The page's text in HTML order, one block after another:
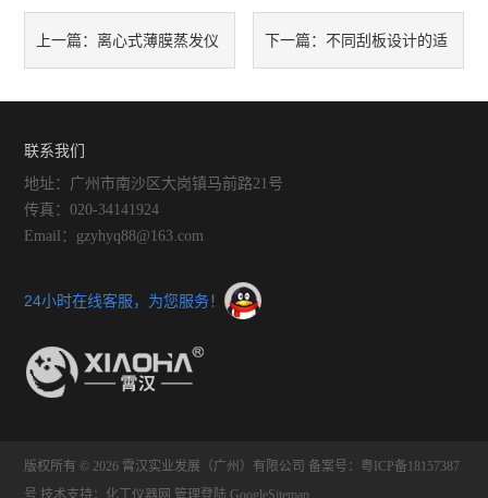
培养箱
电动搅拌器
鼓风干燥箱
真空干燥箱
循环水真空泵
电子天平
超声波清洗机
上一篇： 离心式薄膜蒸发仪 下一篇： 不同刮板设计的适
联系我们
地址：广州市南沙区大岗镇马前路21号
传真：020-34141924
Email：gzyhyq88@163.com
24小时在线客服，为您服务！
版权所有 © 2026 霄汉实业发展（广州）有限公司 备案号：粤ICP备18157387
号 技术支持： 化工仪器网 管理登陆 GoogleSitemap